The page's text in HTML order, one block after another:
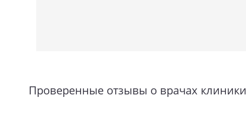
Проверенные отзывы о врачах клиники